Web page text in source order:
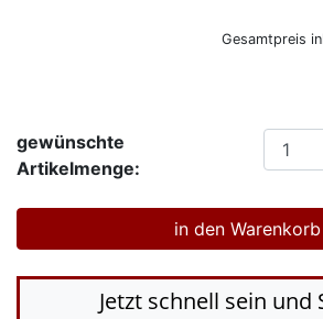
Gesamtpreis
gewünschte
Artikelmenge:
Jetzt schnell sein und